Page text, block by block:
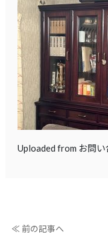
Uploaded from お問
≪ 前の記事へ